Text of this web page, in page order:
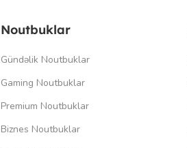
Noutbuklar
Gündəlik Noutbuklar
Gaming Noutbuklar
Premium Noutbuklar
Biznes Noutbuklar